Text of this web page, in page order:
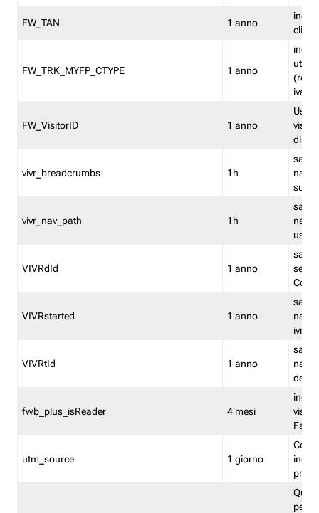
FW_TAN 1 anno
FW_TRK_MYFP_CTYPE 1 anno
iva/
FW_VisitorID 1 anno
vivr_breadcrumbs 1h
salva
su
vivr_nav_path 1h
salva
VIVRdId 1 anno
salva
Convy
VIVRstarted 1 anno
salva
ivr
VIVRtId 1 anno
salva
del
fwb_plus_isReader 4 mesi
utm_source 1 giorno